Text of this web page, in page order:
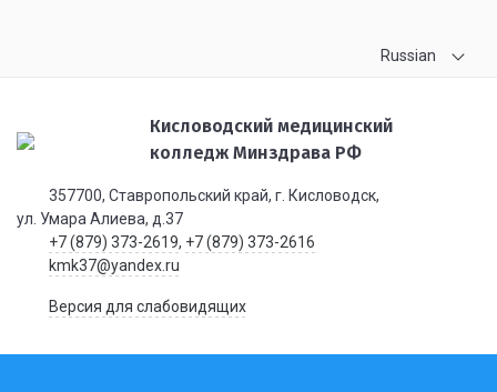
Russian
Кисловодский медицинский
колледж Минздрава РФ
357700, Ставропольский край, г. Кисловодск,
ул. Умара Алиева, д.37
+7 (879) 373-2619, +7 (879) 373-2616
kmk37@yandex.ru
Версия для слабовидящих